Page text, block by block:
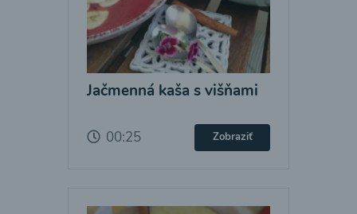
Jačmenná kaša s višňami
00:25 Zobraziť